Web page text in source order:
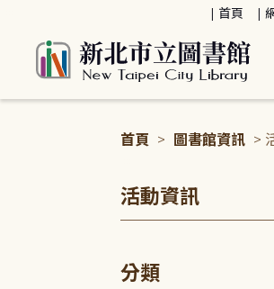
首頁
首頁 > 圖書館資訊 >
活動資訊
分類